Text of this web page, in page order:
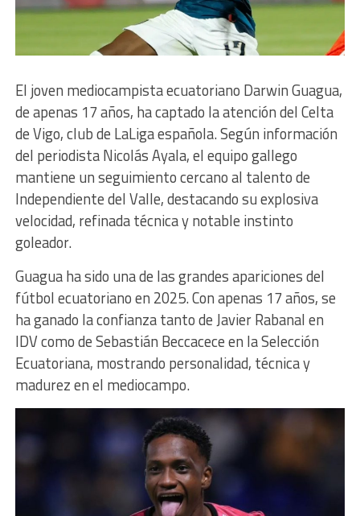
El joven mediocampista ecuatoriano Darwin Guagua,
de apenas 17 años, ha captado la atención del Celta
de Vigo, club de LaLiga española. Según información
del periodista Nicolás Ayala, el equipo gallego
mantiene un seguimiento cercano al talento de
Independiente del Valle, destacando su explosiva
velocidad, refinada técnica y notable instinto
goleador.
Guagua ha sido una de las grandes apariciones del
fútbol ecuatoriano en 2025. Con apenas 17 años, se
ha ganado la confianza tanto de Javier Rabanal en
IDV como de Sebastián Beccacece en la Selección
Ecuatoriana, mostrando personalidad, técnica y
madurez en el mediocampo.